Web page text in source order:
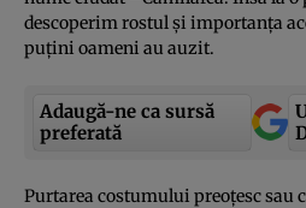
descoperim rostul şi importanţa
puţini oameni au auzit.
Adaugă-ne ca sursă
preferată
Purtarea costumului preoţesc sau